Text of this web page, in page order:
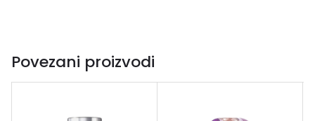
Povezani proizvodi